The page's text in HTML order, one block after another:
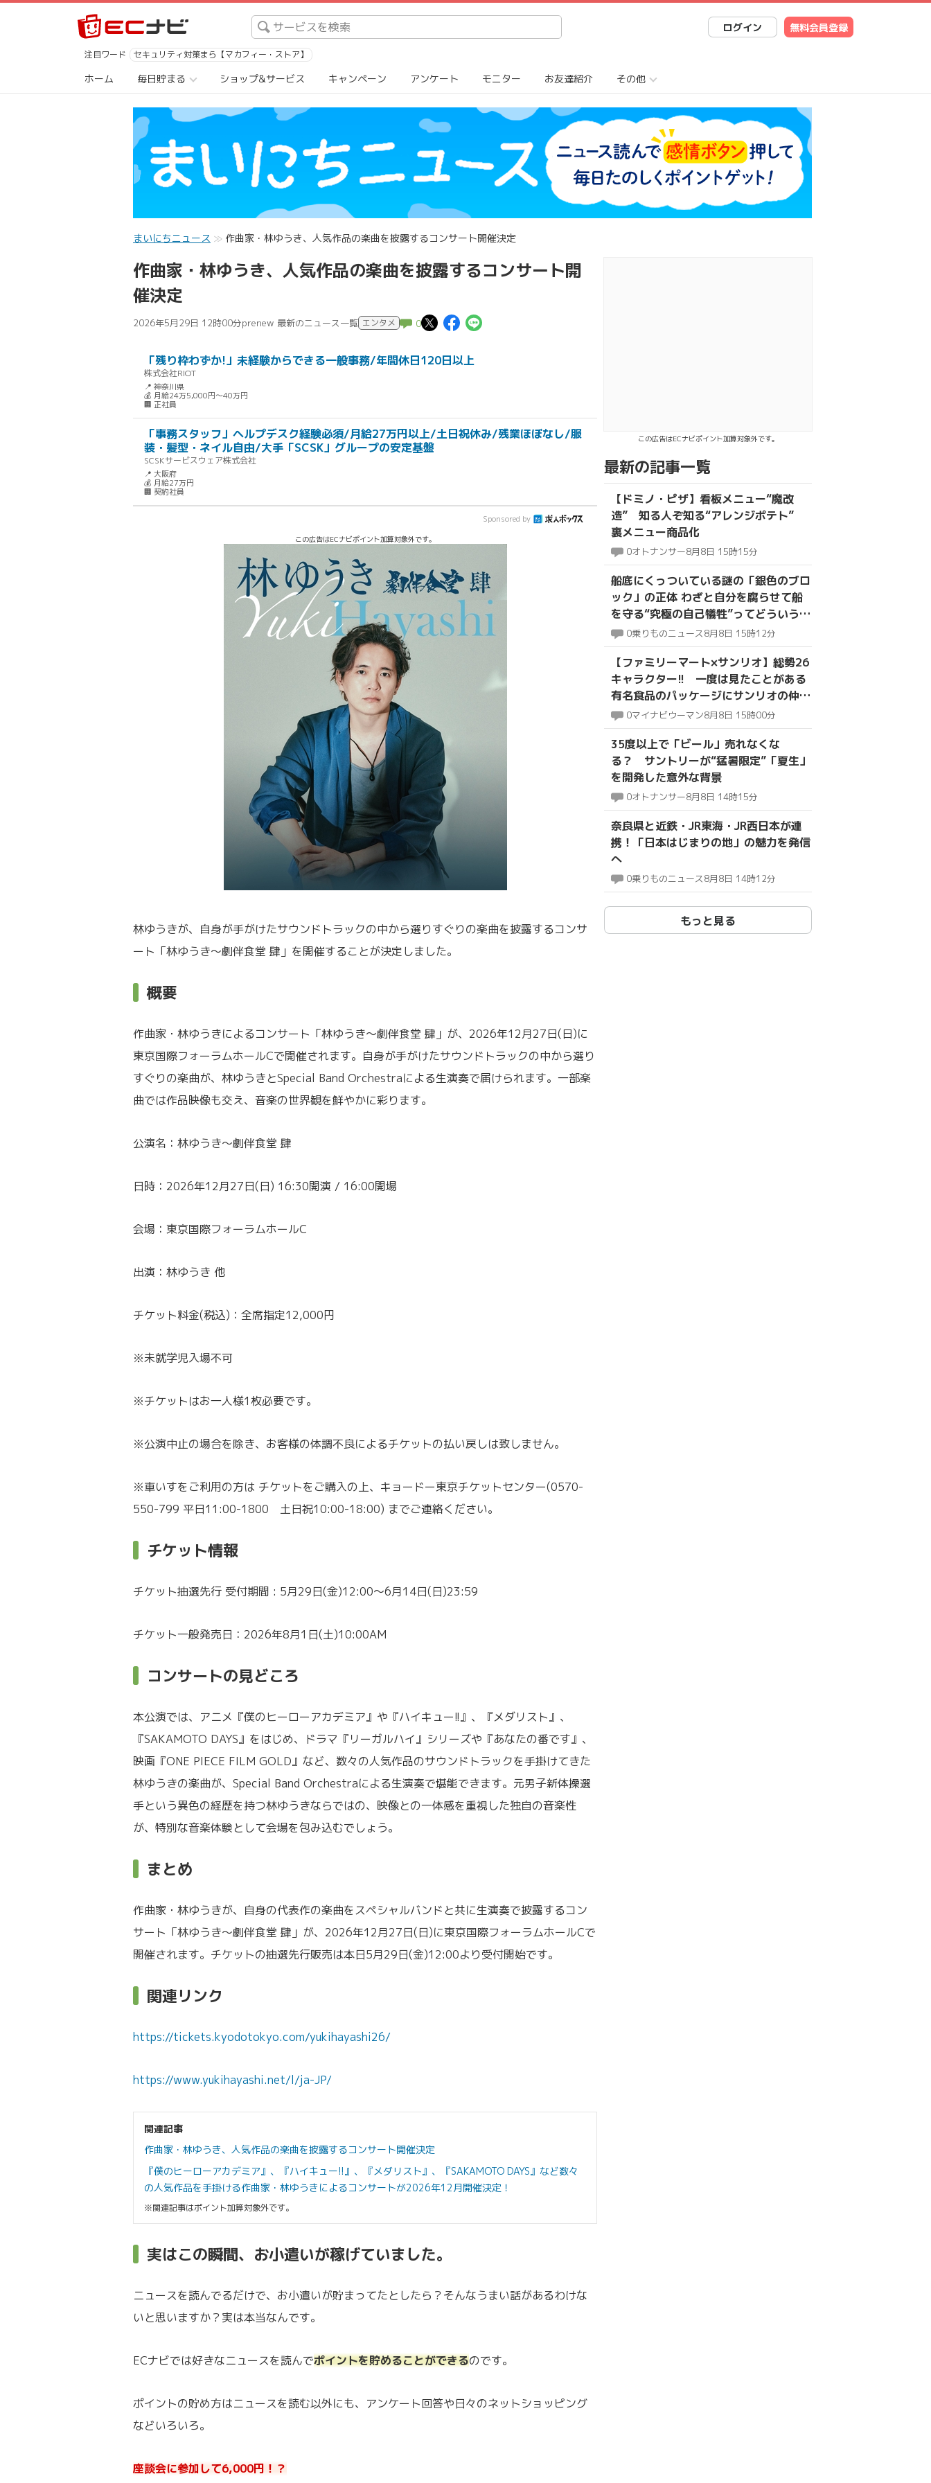
ログイン 無料会員登録
注目ワード セキュリティ対策まら【マカフィー・ストア】
ホーム 毎日貯まる ショップ&サービス キャンペーン アンケート モニター お友達紹介 その他
まいにちニュース 作曲家・林ゆうき、人気作品の楽曲を披露するコンサート開催決定
作曲家・林ゆうき、人気作品の楽曲を披露するコンサート開
催決定
2026年5月29日 12時00分prenew 最新のニュース一覧 エンタメ 0 この記事についてポスト
この記事についてFacebookでシェア
「残り枠わずか!」未経験からできる一般事務/年間休日120日以上
株式会社RIOT
📍 神奈川県
💰 月給24万5,000円～40万円
🏢 正社員
「事務スタッフ」ヘルプデスク経験必須/月給27万円以上/土日祝休み/残業ほぼなし/服
装・髪型・ネイル自由/大手「SCSK」グループの安定基盤
SCSKサービスウェア株式会社
📍 大阪府
💰 月給27万円
🏢 契約社員
Sponsored by
この広告はECナビポイント加算対象外です。
林ゆうきが、自身が手がけたサウンドトラックの中から選りすぐりの楽曲を披露するコンサ
ート「林ゆうき〜劇伴食堂 肆」を開催することが決定しました。
概要
作曲家・林ゆうきによるコンサート「林ゆうき〜劇伴食堂 肆」が、2026年12月27日(日)に
東京国際フォーラムホールCで開催されます。自身が手がけたサウンドトラックの中から選り
すぐりの楽曲が、林ゆうきとSpecial Band Orchestraによる生演奏で届けられます。一部楽
曲では作品映像も交え、音楽の世界観を鮮やかに彩ります。
公演名：林ゆうき〜劇伴食堂 肆
日時：2026年12月27日(日) 16:30開演 / 16:00開場
会場：東京国際フォーラムホールC
出演：林ゆうき 他
チケット料金(税込)：全席指定12,000円
※未就学児入場不可
※チケットはお一人様1枚必要です。
※公演中止の場合を除き、お客様の体調不良によるチケットの払い戻しは致しません。
※車いすをご利用の方は チケットをご購入の上、キョードー東京チケットセンター(0570-
550-799 平日11:00-1800 土日祝10:00-18:00) までご連絡ください。
チケット情報
チケット抽選先行 受付期間 : 5月29日(金)12:00～6月14日(日)23:59
チケット一般発売日：2026年8月1日(土)10:00AM
コンサートの見どころ
本公演では、アニメ『僕のヒーローアカデミア』や『ハイキュー!!』、『メダリスト』、
『SAKAMOTO DAYS』をはじめ、ドラマ『リーガルハイ』シリーズや『あなたの番です』、
映画『ONE PIECE FILM GOLD』など、数々の人気作品のサウンドトラックを手掛けてきた
林ゆうきの楽曲が、Special Band Orchestraによる生演奏で堪能できます。元男子新体操選
手という異色の経歴を持つ林ゆうきならではの、映像との一体感を重視した独自の音楽性
が、特別な音楽体験として会場を包み込むでしょう。
まとめ
作曲家・林ゆうきが、自身の代表作の楽曲をスペシャルバンドと共に生演奏で披露するコン
サート「林ゆうき〜劇伴食堂 肆」が、2026年12月27日(日)に東京国際フォーラムホールCで
開催されます。チケットの抽選先行販売は本日5月29日(金)12:00より受付開始です。
関連リンク
https://tickets.kyodotokyo.com/yukihayashi26/
https://www.yukihayashi.net/l/ja-JP/
関連記事
作曲家・林ゆうき、人気作品の楽曲を披露するコンサート開催決定
『僕のヒーローアカデミア』、『ハイキュー!!』、『メダリスト』、『SAKAMOTO DAYS』など数々
の人気作品を手掛ける作曲家・林ゆうきによるコンサートが2026年12月開催決定！
※関連記事はポイント加算対象外です。
実はこの瞬間、お小遣いが稼げていました。
ニュースを読んでるだけで、お小遣いが貯まってたとしたら？そんなうまい話があるわけな
いと思いますか？実は本当なんです。
ECナビでは好きなニュースを読んでポイントを貯めることができるのです。
ポイントの貯め方はニュースを読む以外にも、アンケート回答や日々のネットショッピング
などいろいろ。
座談会に参加して6,000円！？
この広告はECナビポイント加算対象外です。
最新の記事一覧
【ドミノ・ピザ】看板メニュー“魔改
造” 知る人ぞ知る“アレンジポテト”
裏メニュー商品化
0オトナンサー8月8日 15時15分
船底にくっついている謎の「銀色のブロ
ック」の正体 わざと自分を腐らせて船
を守る“究極の自己犠牲”ってどういうこ
と？
0乗りものニュース8月8日 15時12分
【ファミリーマート×サンリオ】総勢26
キャラクター!! 一度は見たことがある
有名食品のパッケージにサンリオの仲間
が登場
0マイナビウーマン8月8日 15時00分
35度以上で「ビール」売れなくな
る？ サントリーが“猛暑限定”「夏生」
を開発した意外な背景
0オトナンサー8月8日 14時15分
奈良県と近鉄・JR東海・JR西日本が連
携！「日本はじまりの地」の魅力を発信
へ
0乗りものニュース8月8日 14時12分
もっと見る